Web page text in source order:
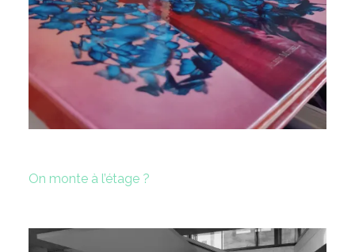
On monte à l’étage ?